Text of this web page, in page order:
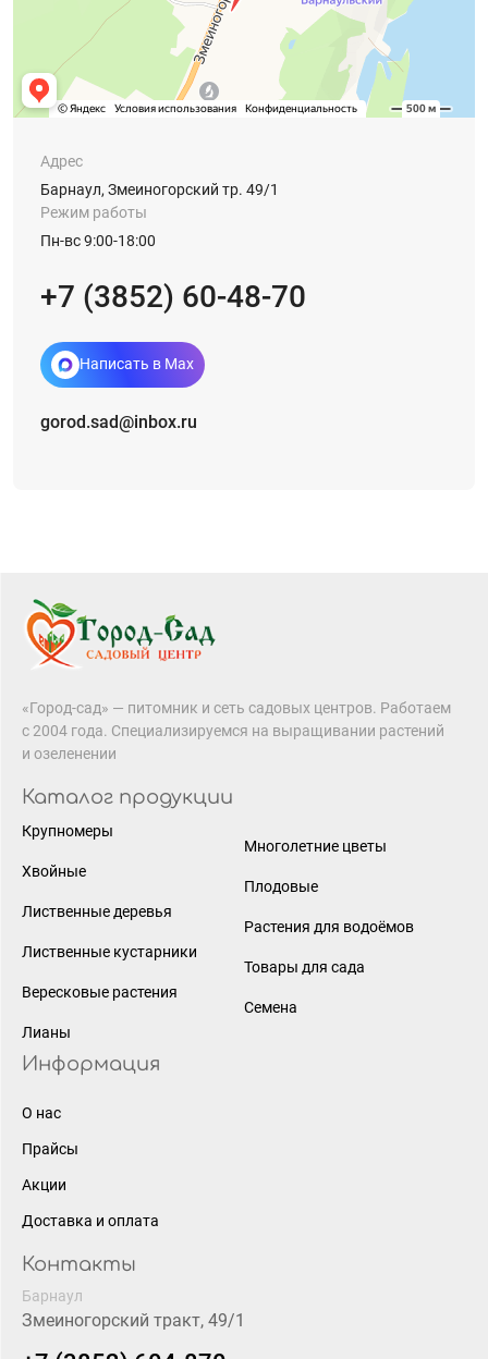
Адрес
Барнаул, Змеиногорский тр. 49/1
Режим работы
Пн-вс 9:00-18:00
+7 (3852) 60-48-70
Написать в Max
gorod.sad@inbox.ru
«Город-сад» — питомник и сеть садовых центров. Работаем
с 2004 года. Специализируемся на выращивании растений
и озеленении
Каталог продукции
Крупномеры
Хвойные
Лиственные деревья
Лиственные кустарники
Вересковые растения
Лианы
Многолетние цветы
Плодовые
Растения для водоёмов
Товары для сада
Семена
Информация
О нас
Прайсы
Акции
Доставка и оплата
Контакты
Барнаул
Змеиногорский тракт, 49/1